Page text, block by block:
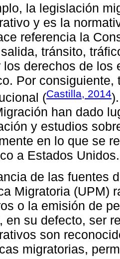
la legislación
y es la
referencia la
tránsito,
los derechos de los
Por
(Castilla, 2014
han dado
y estudios
en lo que se
a Estados Unidos.
de las fuentes
Migratoria (UPM)
o la emisión de
en su defecto, ser
son
migratorias,